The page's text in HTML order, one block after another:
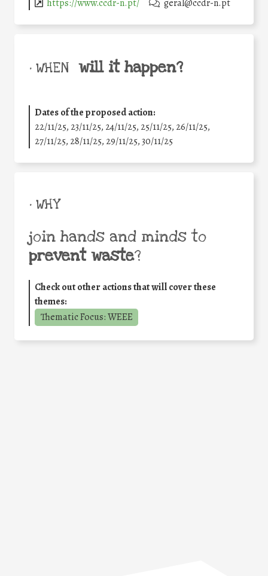
https://www.ccdr-n.pt/ geral@ccdr-n.pt
• WHEN will it happen?
Dates of the proposed action:
22/11/25, 23/11/25, 24/11/25, 25/11/25, 26/11/25,
27/11/25, 28/11/25, 29/11/25,30/11/25
• WHY
join hands and minds to
prevent waste?
Check out other actions that will cover these
themes:
Thematic Focus: WEEE